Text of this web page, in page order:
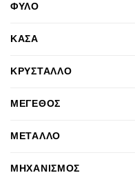
ΦΎΛΟ
ΚΆΣΑ
ΚΡΎΣΤΑΛΛΟ
ΜΈΓΕΘΟΣ
ΜΈΤΑΛΛΟ
ΜΗΧΑΝΙΣΜΌΣ